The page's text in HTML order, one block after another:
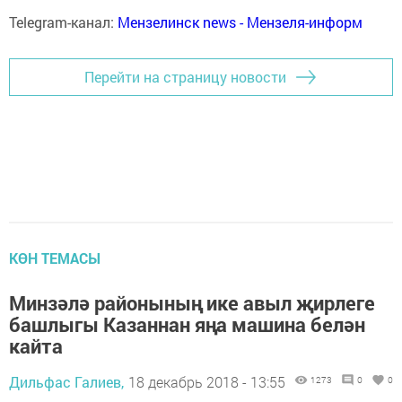
Telegram-канал: Мензелинск news - Мензеля-информ
Перейти на страницу новости
КӨН ТЕМАСЫ
Минзәлә районының ике авыл җирлеге
башлыгы Казаннан яңа машина белән
кайта
Дильфас Галиев, 18 декабрь 2018 - 13:55 1273 0 0